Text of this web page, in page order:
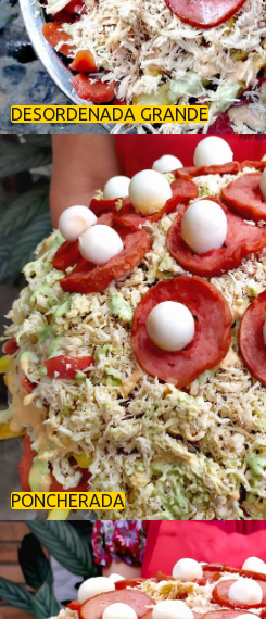
DESORDENADA GRANDE
PONCHERADA